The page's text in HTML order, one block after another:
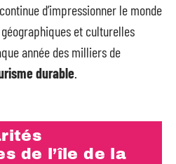
d’impressionner le monde
et culturelles
année des milliers de
durable
de l’île de la